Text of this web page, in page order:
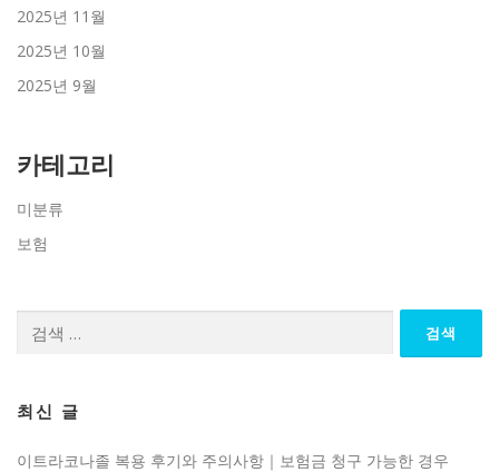
2025년 11월
2025년 10월
2025년 9월
카테고리
미분류
보험
최신 글
이트라코나졸 복용 후기와 주의사항｜보험금 청구 가능한 경우